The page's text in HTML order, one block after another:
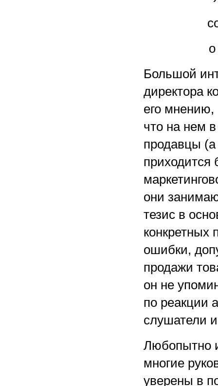
Большой
директора
его мнению,
что на нем
продавцы
приходится
они
тезис в
конкретных
ошибки,
продажи
он не
по реакции
слушатели
Любопытно
многие
уверены в